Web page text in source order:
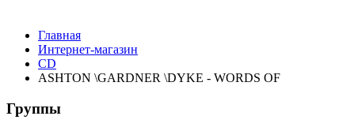
Главная
Интернет-магазин
CD
ASHTON \GARDNER \DYKE - WORDS OF
Группы